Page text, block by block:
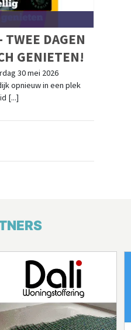
DAGEN
GENIETEN!
30 mei 2026
opnieuw in een plek
[...]